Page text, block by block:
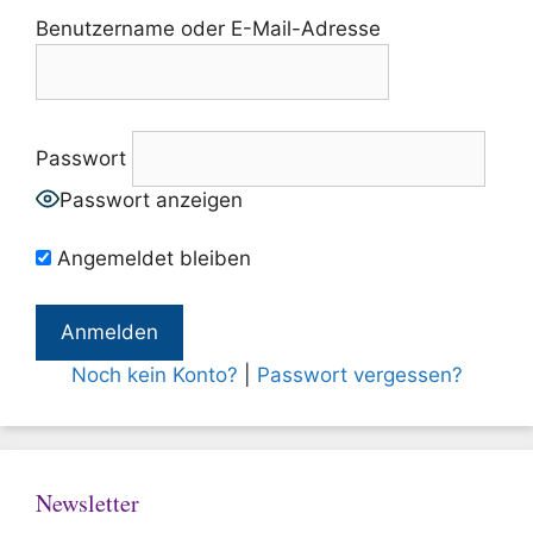
Benutzername oder E-Mail-Adresse
Passwort
Passwort anzeigen
Angemeldet bleiben
Noch kein Konto? Passwort vergessen?
Newsletter